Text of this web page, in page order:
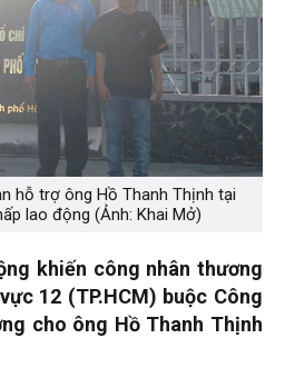
hỗ trợ ông Hồ Thanh Thịnh tại
lao động (Ảnh: Khai Mở)
khiến công nhân thương
12 (TP.HCM) buộc Công
cho ông Hồ Thanh Thịnh